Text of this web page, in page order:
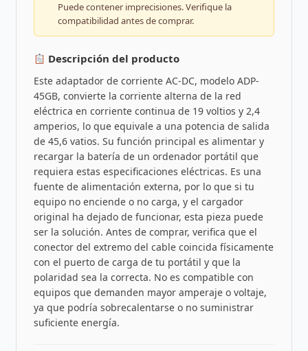
Puede contener imprecisiones. Verifique la
compatibilidad antes de comprar.
Descripción del producto
Este adaptador de corriente AC-DC, modelo ADP-
45GB, convierte la corriente alterna de la red
eléctrica en corriente continua de 19 voltios y 2,4
amperios, lo que equivale a una potencia de salida
de 45,6 vatios. Su función principal es alimentar y
recargar la batería de un ordenador portátil que
requiera estas especificaciones eléctricas. Es una
fuente de alimentación externa, por lo que si tu
equipo no enciende o no carga, y el cargador
original ha dejado de funcionar, esta pieza puede
ser la solución. Antes de comprar, verifica que el
conector del extremo del cable coincida físicamente
con el puerto de carga de tu portátil y que la
polaridad sea la correcta. No es compatible con
equipos que demanden mayor amperaje o voltaje,
ya que podría sobrecalentarse o no suministrar
suficiente energía.